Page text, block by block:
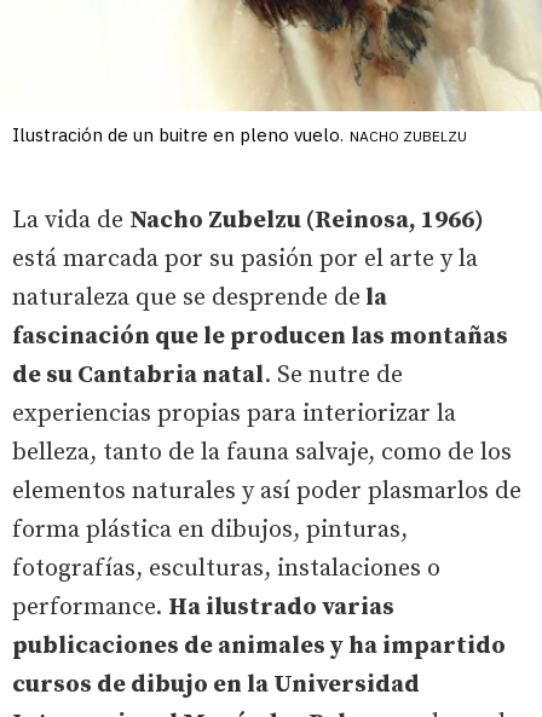
Ilustración de un buitre en pleno vuelo. NACHO ZUBELZU
La vida de Nacho Zubelzu (Reinosa, 1966)
está marcada por su pasión por el arte y la
naturaleza que se desprende de la
fascinación que le producen las montañas
de su Cantabria natal. Se nutre de
experiencias propias para interiorizar la
belleza, tanto de la fauna salvaje, como de los
elementos naturales y así poder plasmarlos de
forma plástica en dibujos, pinturas,
fotografías, esculturas, instalaciones o
performance. Ha ilustrado varias
publicaciones de animales y ha impartido
cursos de dibujo en la Universidad